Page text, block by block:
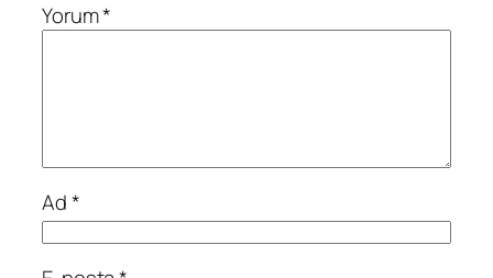
Yorum*
Ad*